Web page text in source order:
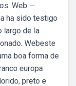
Web —
ha sido testigo
largo de la
Webeste
boa forma de
europa
preto e